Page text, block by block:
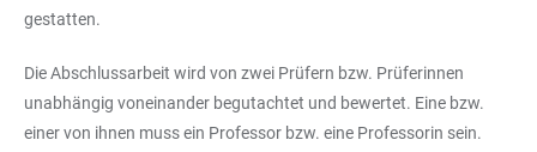
gestatten.
Die Abschlussarbeit wird von zwei Prüfern bzw. Prüferinnen
unabhängig voneinander begutachtet und bewertet. Eine bzw.
einer von ihnen muss ein Professor bzw. eine Professorin sein.